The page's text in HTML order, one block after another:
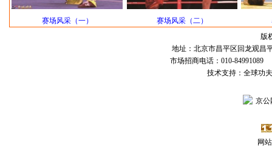
赛场风采（一） 赛场风采（二）
版
地址：北京市昌平区回龙观昌
市场招商电话：010-84991089
技术支持：全球
京公
网